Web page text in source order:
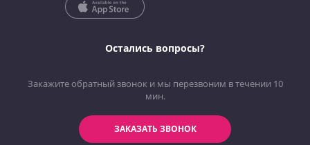
Остались вопросы?
Закажите обратный звонок и мы перезвоним в течении 10
мин.
ЗАКАЗАТЬ ЗВОНОК